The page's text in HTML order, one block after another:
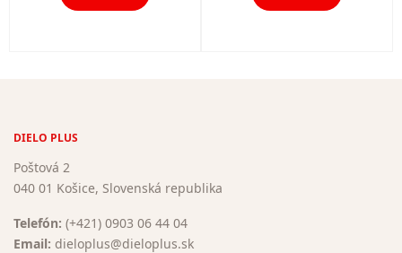
DIELO PLUS
Poštová 2
040 01 Košice, Slovenská republika
Telefón: (+421) 0903 06 44 04
Email: dieloplus@dieloplus.sk